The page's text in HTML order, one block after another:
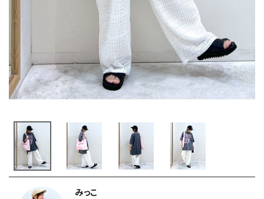
みっこ